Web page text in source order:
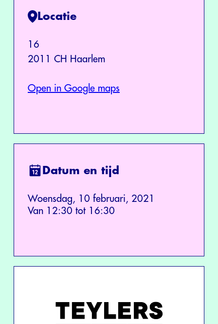
Locatie
16
2011 CH Haarlem
Open in Google maps
Datum en tijd
Woensdag, 10 februari, 2021
Van 12:30 tot 16:30